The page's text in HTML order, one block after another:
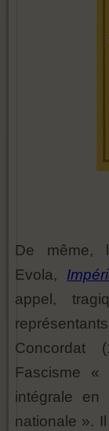
De même,
Evola,
appel,
Concordat
Fascisme «
intégrale en
nationale ».